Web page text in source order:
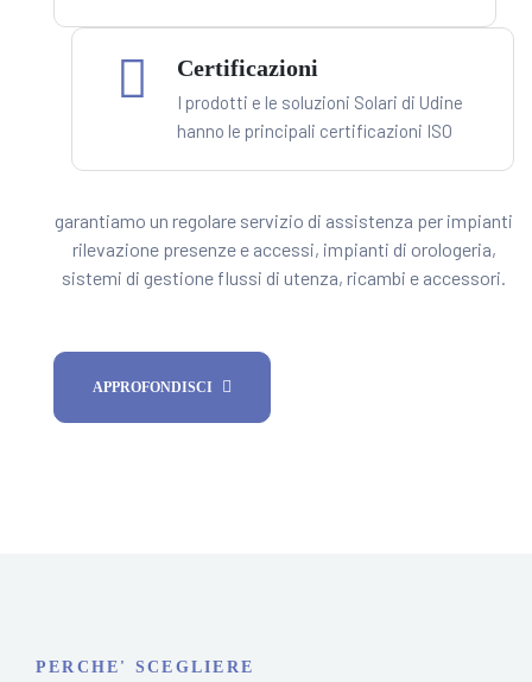
Certificazioni
I prodotti e le soluzioni Solari di Udine
hanno le principali certificazioni ISO
garantiamo un regolare servizio di assistenza per impianti
rilevazione presenze e accessi, impianti di orologeria,
sistemi di gestione flussi di utenza, ricambi e accessori.
APPROFONDISCI
PERCHE' SCEGLIERE